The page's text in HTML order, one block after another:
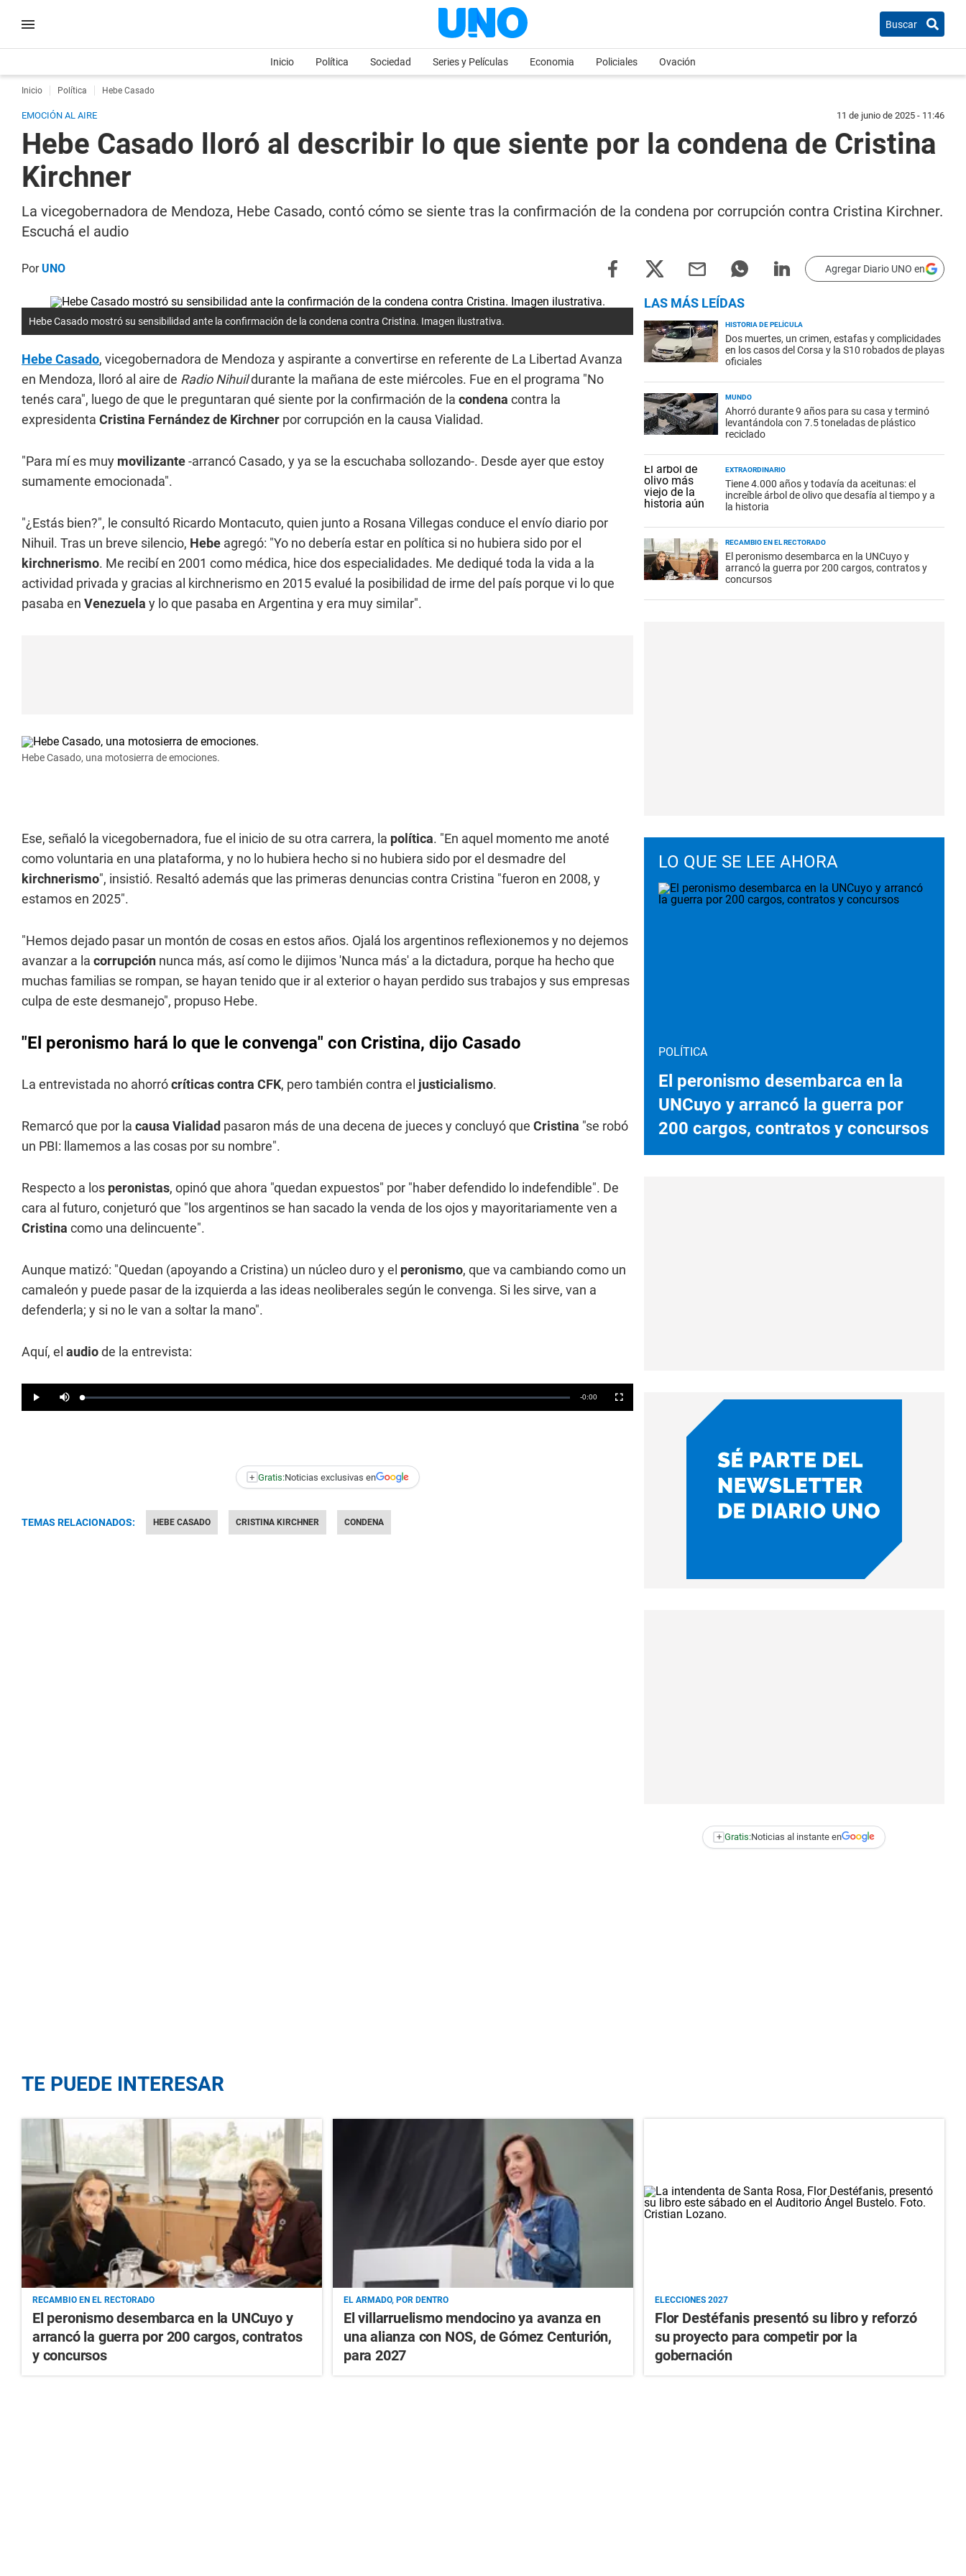
Buscar
Inicio Política Sociedad Series y Películas Economia Policiales Ovación
Inicio Política Hebe Casado
EMOCIÓN AL AIRE 11 de junio de 2025 - 11:46
Hebe Casado lloró al describir lo que siente por la condena de Cristina
Kirchner
La vicegobernadora de Mendoza, Hebe Casado, contó cómo se siente tras la confirmación de la condena por corrupción contra Cristina Kirchner.
Escuchá el audio
PorUNO Agregar Diario UNO en
Hebe Casado mostró su sensibilidad ante la confirmación de la condena contra Cristina. Imagen ilustrativa.
Hebe Casado, vicegobernadora de Mendoza y aspirante a convertirse en referente de La Libertad Avanza
en Mendoza, lloró al aire de Radio Nihuildurante la mañana de este miércoles. Fue en el programa "No
tenés cara", luego de que le preguntaran qué siente por la confirmación de la condena contra la
expresidenta Cristina Fernández de Kirchner por corrupción en la causa Vialidad.
"Para mí es muy movilizante-arrancó Casado, y ya se la escuchaba sollozando-. Desde ayer que estoy
sumamente emocionada".
"¿Estás bien?", le consultó Ricardo Montacuto, quien junto a Rosana Villegas conduce el envío diario por
Nihuil. Tras un breve silencio, Hebe agregó: "Yo no debería estar en política si no hubiera sido por el
kirchnerismo. Me recibí en 2001 como médica, hice dos especialidades. Me dediqué toda la vida a la
actividad privada y gracias al kirchnerismo en 2015 evalué la posibilidad de irme del país porque vi lo que
pasaba en Venezuela y lo que pasaba en Argentina y era muy similar".
Hebe Casado, una motosierra de emociones.
Ese, señaló la vicegobernadora, fue el inicio de su otra carrera, la política. "En aquel momento me anoté
como voluntaria en una plataforma, y no lo hubiera hecho si no hubiera sido por el desmadre del
kirchnerismo", insistió. Resaltó además que las primeras denuncias contra Cristina "fueron en 2008, y
estamos en 2025".
"Hemos dejado pasar un montón de cosas en estos años. Ojalá los argentinos reflexionemos y no dejemos
avanzar a la corrupción nunca más, así como le dijimos 'Nunca más' a la dictadura, porque ha hecho que
muchas familias se rompan, se hayan tenido que ir al exterior o hayan perdido sus trabajos y sus empresas
culpa de este desmanejo", propuso Hebe.
"El peronismo hará lo que le convenga" con Cristina, dijo Casado
La entrevistada no ahorrócríticas contra CFK, pero también contra el justicialismo.
Remarcó que por la causa Vialidad pasaron más de una decena de jueces y concluyó que Cristina "se robó
un PBI: llamemos a las cosas por su nombre".
Respecto a los peronistas, opinó que ahora "quedan expuestos" por "haber defendido lo indefendible". De
cara al futuro, conjeturó que "los argentinos se han sacado la venda de los ojos y mayoritariamente ven a
Cristina como una delincuente".
Aunque matizó: "Quedan (apoyando a Cristina) un núcleo duro y el peronismo, que va cambiando como un
camaleón y puede pasar de la izquierda a las ideas neoliberales según le convenga. Si les sirve, van a
defenderla; y si no le van a soltar la mano".
Aquí, el audiode la entrevista:
+ Gratis:Noticias exclusivas en
TEMAS RELACIONADOS: HEBE CASADO CRISTINA KIRCHNER CONDENA
LAS MÁS LEÍDAS
HISTORIA DE PELÍCULA
Dos muertes, un crimen, estafas y complicidades
en los casos del Corsa y la S10 robados de playas
oficiales
MUNDO
Ahorró durante 9 años para su casa y terminó
levantándola con 7.5 toneladas de plástico
reciclado
EXTRAORDINARIO
Tiene 4.000 años y todavía da aceitunas: el
increíble árbol de olivo que desafía al tiempo y a
la historia
RECAMBIO EN EL RECTORADO
El peronismo desembarca en la UNCuyo y
arrancó la guerra por 200 cargos, contratos y
concursos
LO QUE SE LEE AHORA
POLÍTICA
El peronismo desembarca en la
UNCuyo y arrancó la guerra por
200 cargos, contratos y concursos
+ Gratis:Noticias al instante en
TE PUEDE INTERESAR
RECAMBIO EN EL RECTORADO
El peronismo desembarca en la UNCuyo y
arrancó la guerra por 200 cargos, contratos
y concursos
EL ARMADO, POR DENTRO
El villarruelismo mendocino ya avanza en
una alianza con NOS, de Gómez Centurión,
para 2027
ELECCIONES 2027
Flor Destéfanis presentó su libro y reforzó
su proyecto para competir por la
gobernación